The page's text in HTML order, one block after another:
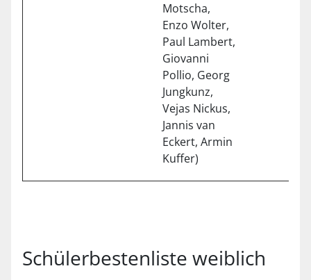
Motscha,
Enzo Wolter,
Paul Lambert,
Giovanni
Pollio, Georg
Jungkunz,
Vejas Nickus,
Jannis van
Eckert, Armin
Kuffer)
Schülerbestenliste weiblich